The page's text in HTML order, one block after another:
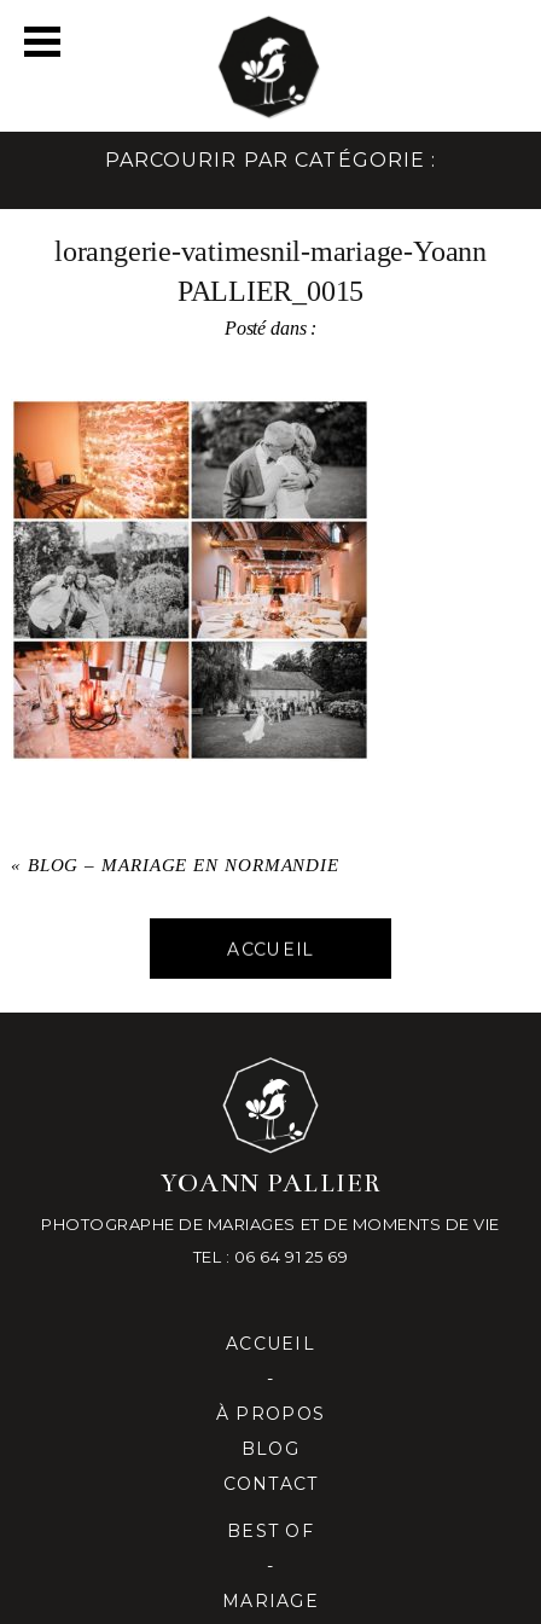
PARCOURIR PAR CATÉGORIE :
lorangerie-vatimesnil-mariage-Yoann
PALLIER_0015
Posté dans :
« BLOG – MARIAGE EN NORMANDIE
ACCUEIL
YOANN PALLIER
PHOTOGRAPHE DE MARIAGES ET DE MOMENTS DE VIE
TEL : 06 64 91 25 69
ACCUEIL
-
À PROPOS
BLOG
CONTACT
BEST OF
-
MARIAGE